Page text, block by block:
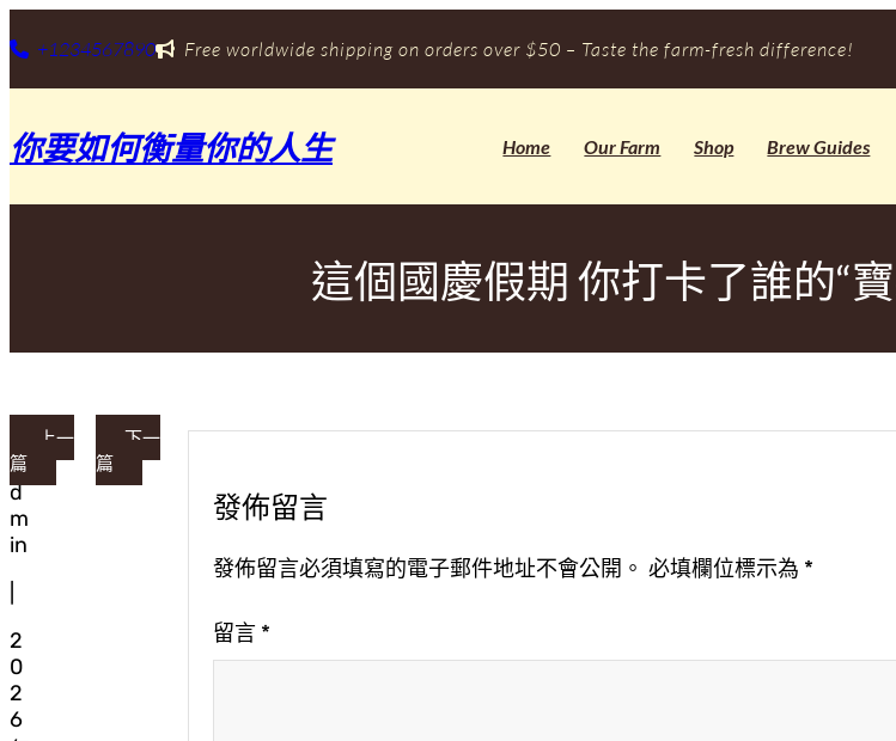
至
要
容
+1234567890 Free worldwide shipping on orders over $50 – Taste the farm-fresh difference!
你要如何衡量你的人生 Home Our Farm Shop Brew Guides
這個國慶假期 你打卡了誰的“
a
d
m
in
2
0
2
6
上一
篇
下一
篇
發佈留言
發佈留言必須填寫的電子郵件地址不會公開。 必填欄位標示為 *
留言 *